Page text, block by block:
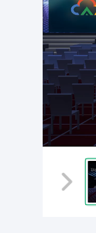
解决方案